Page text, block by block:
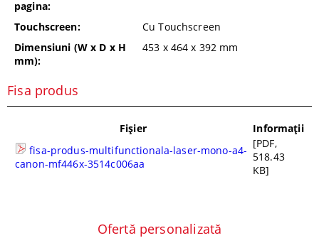
pagina:
Touchscreen:
Cu Touchscreen
Dimensiuni (W x D x H
mm):
453 x 464 x 392 mm
Fisa produs
Fișier
Informații
fisa-produs-multifunctionala-laser-mono-a4-
canon-mf446x-3514c006aa
[PDF,
518.43
KB]
Ofertă personalizată